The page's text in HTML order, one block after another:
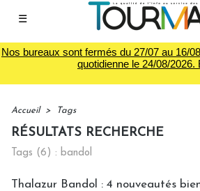
☰
Nos bureaux sont fermés du 27/07 au 16/
quotidienne le 24/08/2026.
Accueil > Tags
RÉSULTATS RECHERCHE
Tags (6) : bandol
Thalazur Bandol : 4 nouveautés